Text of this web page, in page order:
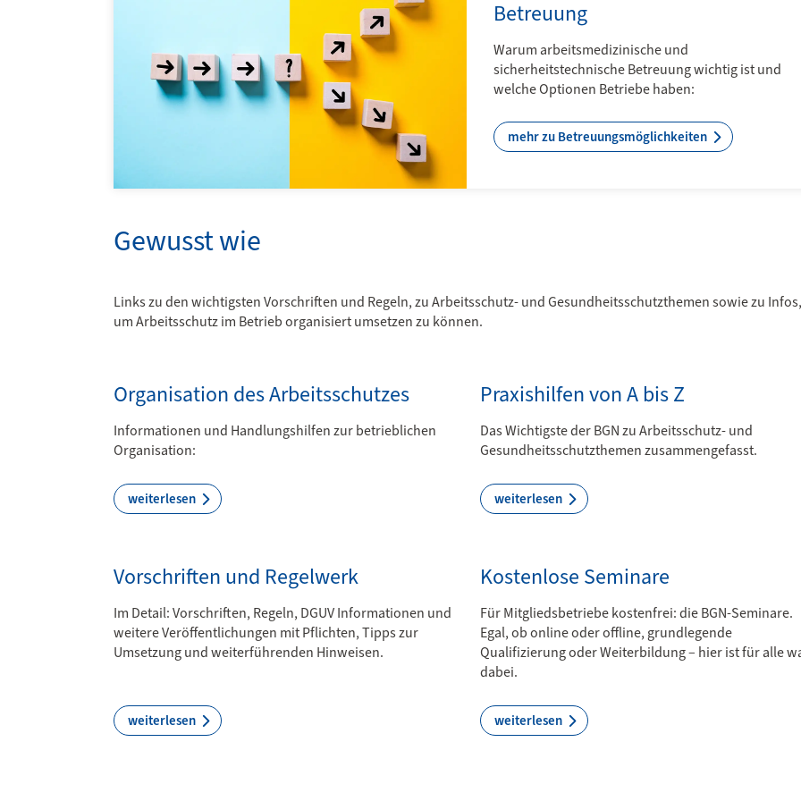
Betreuung
Warum arbeitsmedizinische und
sicherheitstechnische Betreuung wichtig ist und
welche Optionen Betriebe haben:
mehr zu Betreuungsmöglichkeiten
Gewusst wie
Links zu den wichtigsten Vorschriften und Regeln, zu Arbeitsschutz- und Gesundheitsschutzthemen sowie zu Infos,
um Arbeitsschutz im Betrieb organisiert umsetzen zu können.
Organisation des Arbeitsschutzes
Informationen und Handlungshilfen zur betrieblichen
Organisation:
weiterlesen
Praxishilfen von A bis Z
Das Wichtigste der BGN zu Arbeitsschutz- und
Gesundheitsschutzthemen zusammengefasst.
weiterlesen
Vorschriften und Regelwerk
Im Detail: Vorschriften, Regeln, DGUV Informationen und
weitere Veröffentlichungen mit Pflichten, Tipps zur
Umsetzung und weiterführenden Hinweisen.
weiterlesen
Kostenlose Seminare
Für Mitgliedsbetriebe kostenfrei: die BGN-Seminare.
Egal, ob online oder offline, grundlegende
Qualifizierung oder Weiterbildung – hier ist für alle
dabei.
weiterlesen